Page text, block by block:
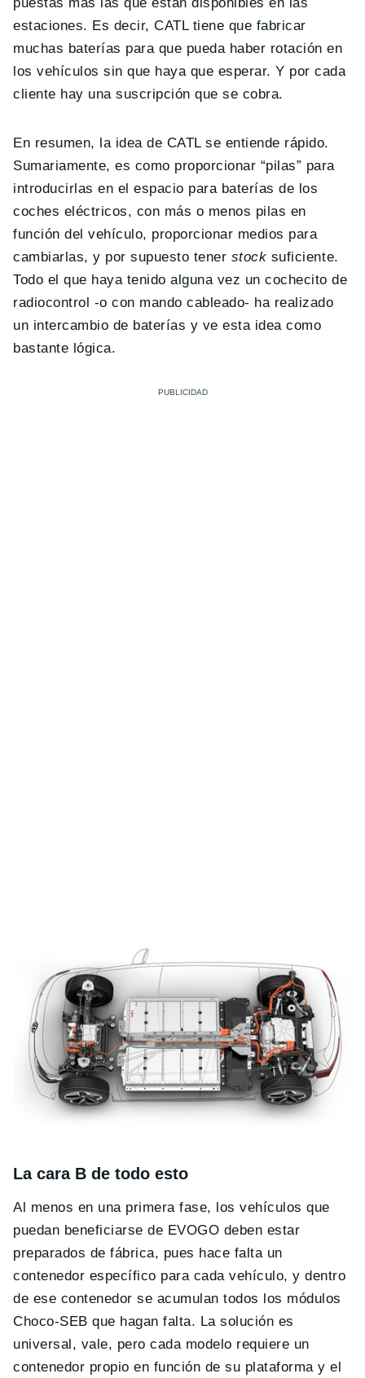
estaciones. Es decir, CATL tiene que fabricar
muchas baterías para que pueda haber rotación en
los vehículos sin que haya que esperar. Y por cada
cliente hay una suscripción que se cobra.
En resumen, la idea de CATL se entiende rápido.
Sumariamente, es como proporcionar “pilas” para
introducirlas en el espacio para baterías de los
coches eléctricos, con más o menos pilas en
función del vehículo, proporcionar medios para
cambiarlas, y por supuesto tener stock suficiente.
Todo el que haya tenido alguna vez un cochecito de
radiocontrol -o con mando cableado- ha realizado
un intercambio de baterías y ve esta idea como
bastante lógica.
La cara B de todo esto
Al menos en una primera fase, los vehículos que
puedan beneficiarse de EVOGO deben estar
preparados de fábrica, pues hace falta un
contenedor específico para cada vehículo, y dentro
de ese contenedor se acumulan todos los módulos
Choco-SEB que hagan falta. La solución es
universal, vale, pero cada modelo requiere un
contenedor propio en función de su plataforma y el